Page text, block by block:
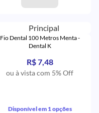
Fio Dental 100 Metros Menta -
Dental K
R$ 7,48
ou à vista com 5% Off
Disponível em 1 opções